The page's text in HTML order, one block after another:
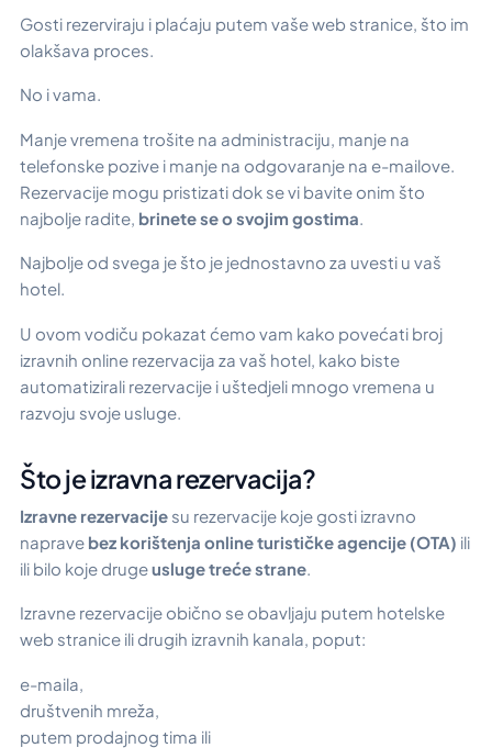
Gosti rezerviraju i plaćaju putem vaše web stranice, što im
olakšava proces.
No i vama.
Manje vremena trošite na administraciju, manje na
telefonske pozive i manje na odgovaranje na e-mailove.
Rezervacije mogu pristizati dok se vi bavite onim što
najbolje radite, brinete se o svojim gostima.
Najbolje od svega je što je jednostavno za uvesti u vaš
hotel.
U ovom vodiču pokazat ćemo vam kako povećati broj
izravnih online rezervacija za vaš hotel, kako biste
automatizirali rezervacije i uštedjeli mnogo vremena u
razvoju svoje usluge.
Što je izravna rezervacija?
Izravne rezervacije su rezervacije koje gosti izravno
naprave bez korištenja online turističke agencije (OTA) ili
ili bilo koje drugeusluge treće strane.
Izravne rezervacije obično se obavljaju putem hotelske
web stranice ili drugih izravnih kanala, poput:
e-maila,
društvenih mreža,
putem prodajnog tima ili